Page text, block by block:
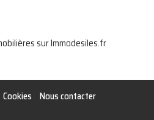
sur Immodesiles.fr
Cookies Nous contacter